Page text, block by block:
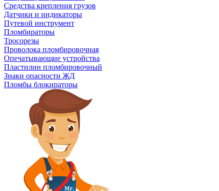
Средства крепления грузов
Датчики и индикаторы
Путевой инструмент
Пломбираторы
Тросорезы
Проволока пломбировочная
Опечатывающие устройства
Пластилин пломбировочный
Знаки опасности ЖД
Пломбы блокираторы